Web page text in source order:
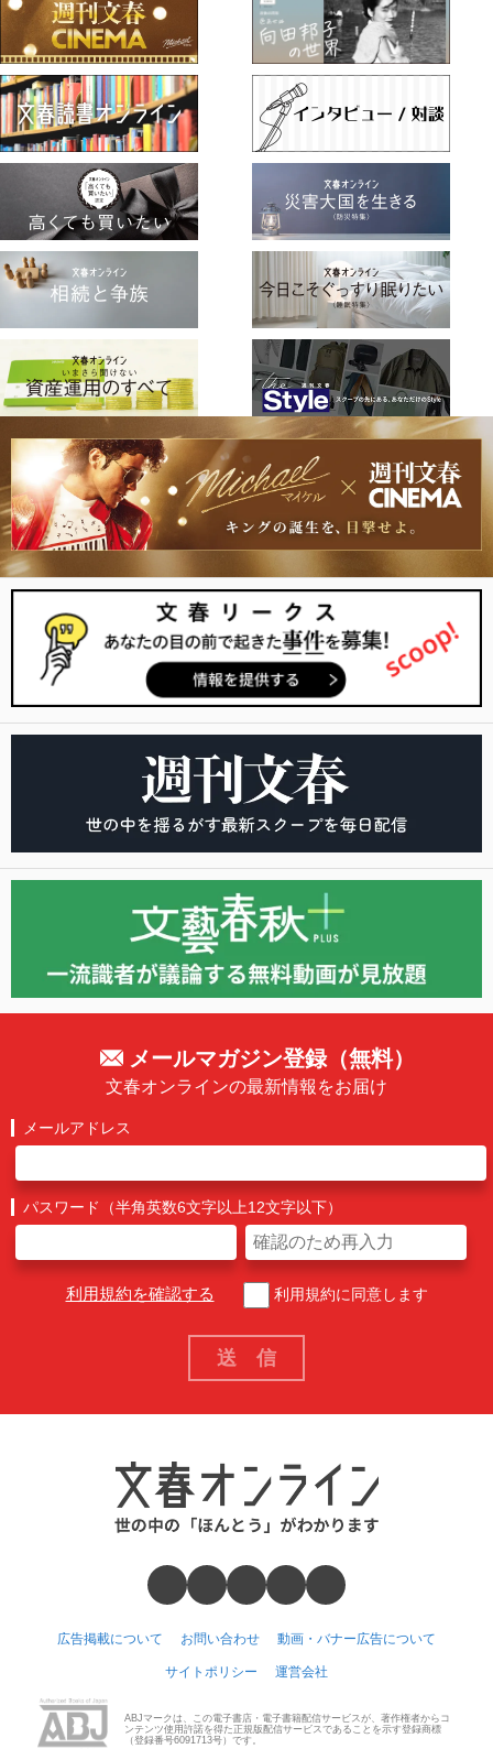
メールマガジン登録（無料）
文春オンラインの最新情報をお届け
メールアドレス
パスワード（半角英数6文字以上12文字以下）
利用規約を確認する 利用規約に同意します
広告掲載について お問い合わせ 動画・バナー広告について
サイトポリシー 運営会社
ABJマークは、この電子書店・電子書籍配信サービスが、著作権者からコ
ンテンツ使用許諾を得た正規版配信サービスであることを示す登録商標
（登録番号6091713号）です。